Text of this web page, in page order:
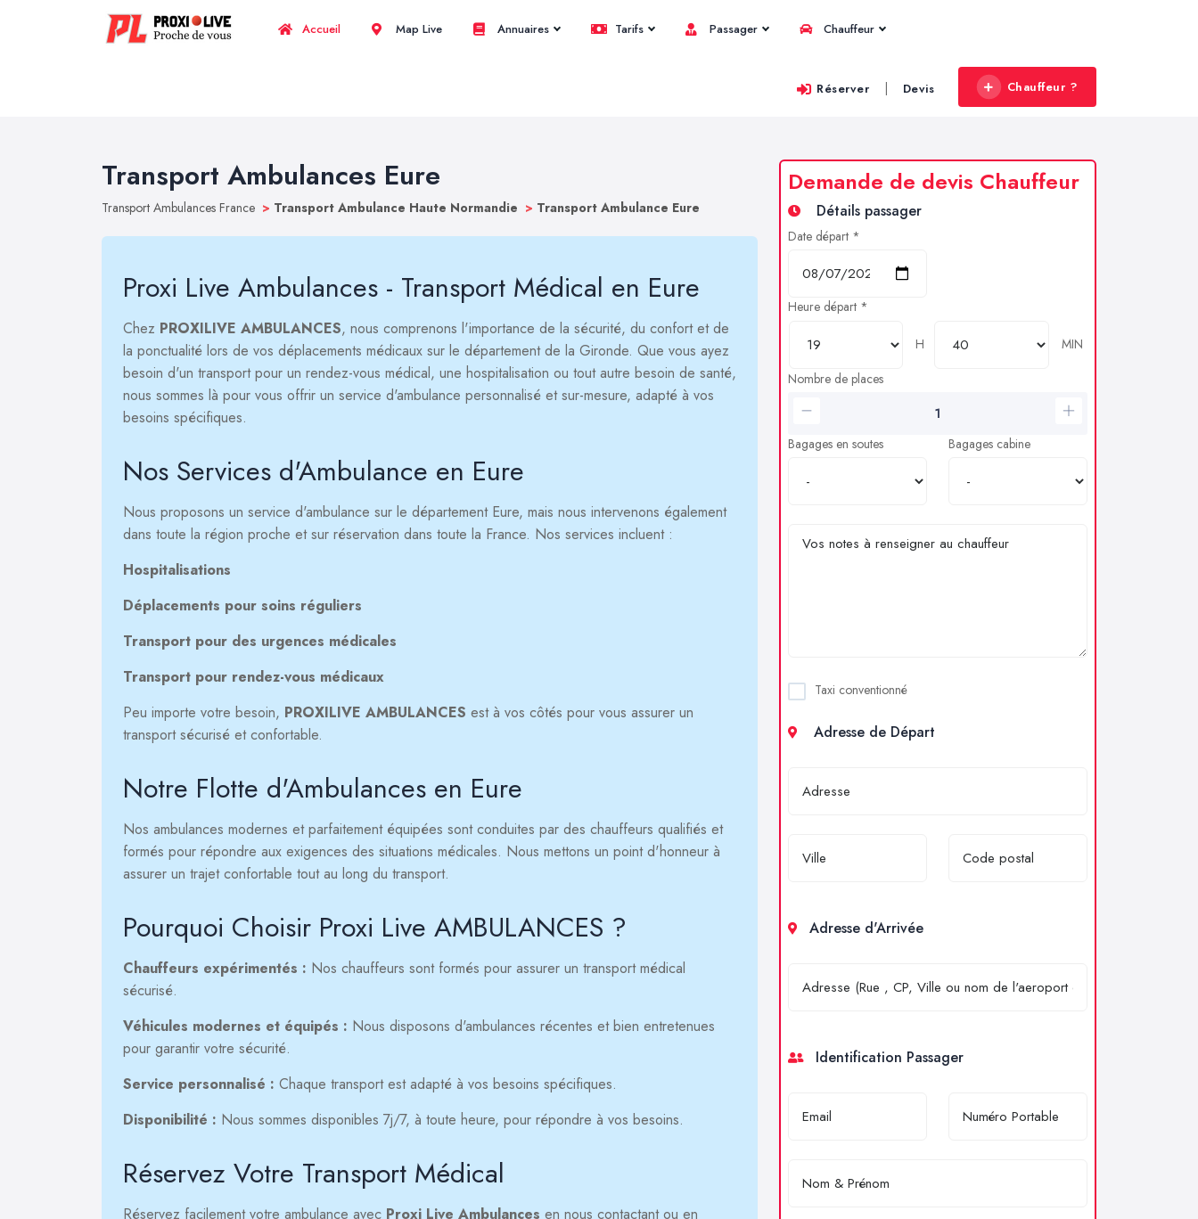
Accueil Map Live Annuaires Tarifs Passager Chauffeur
Réserver | Devis Chauffeur ?
Transport Ambulances Eure
Transport Ambulances France > Transport Ambulance Haute Normandie > Transport Ambulance Eure
Proxi Live Ambulances - Transport Médical en Eure
Chez PROXILIVE AMBULANCES, nous comprenons l'importance de la sécurité, du confort et de
la ponctualité lors de vos déplacements médicaux sur le département de la Gironde. Que vous ayez
besoin d'un transport pour un rendez-vous médical, une hospitalisation ou tout autre besoin de santé,
nous sommes là pour vous offrir un service d'ambulance personnalisé et sur-mesure, adapté à vos
besoins spécifiques.
Nos Services d'Ambulance en Eure
Nous proposons un service d'ambulance sur le département Eure, mais nous intervenons également
dans toute la région proche et sur réservation dans toute la France. Nos services incluent :
Hospitalisations
Déplacements pour soins réguliers
Transport pour des urgences médicales
Transport pour rendez-vous médicaux
Peu importe votre besoin, PROXILIVE AMBULANCES est à vos côtés pour vous assurer un
transport sécurisé et confortable.
Notre Flotte d'Ambulances en Eure
Nos ambulances modernes et parfaitement équipées sont conduites par des chauffeurs qualifiés et
formés pour répondre aux exigences des situations médicales. Nous mettons un point d'honneur à
assurer un trajet confortable tout au long du transport.
Pourquoi Choisir Proxi Live AMBULANCES ?
Chauffeurs expérimentés : Nos chauffeurs sont formés pour assurer un transport médical
sécurisé.
Véhicules modernes et équipés : Nous disposons d'ambulances récentes et bien entretenues
pour garantir votre sécurité.
Service personnalisé : Chaque transport est adapté à vos besoins spécifiques.
Disponibilité : Nous sommes disponibles 7j/7, à toute heure, pour répondre à vos besoins.
Réservez Votre Transport Médical
Réservez facilement votre ambulance avec Proxi Live Ambulances en nous contactant ou en
Demande de devis Chauffeur
Détails passager
Date départ *
Heure départ *
H
MIN
Nombre de places
Bagages en soutes Bagages cabine
Taxi conventionné
Adresse de Départ
Adresse d'Arrivée
Identification Passager